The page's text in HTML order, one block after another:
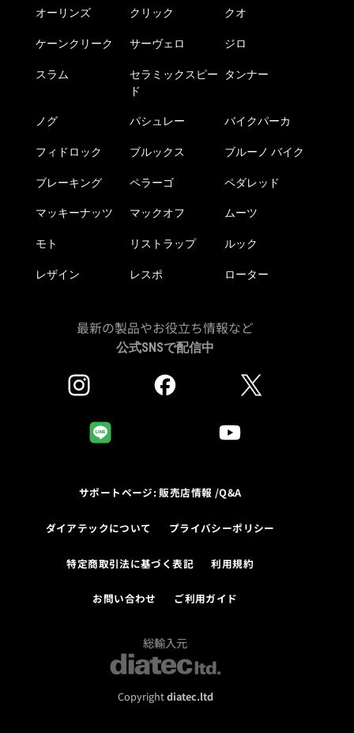
オーリンズ クリック クオ
ケーンクリーク サーヴェロ ジロ
スラム
セラミックスピー
ド
タンナー
ノグ パシュレー バイクパーカ
フィドロック ブルックス ブルーノ バイク
ブレーキング ペラーゴ ペダレッド
マッキーナッツ マックオフ ムーツ
モト リストラップ ルック
レザイン レスポ ローター
最新の製品やお役立ち情報など
公式SNSで配信中
サポートページ: 販売店情報 /Q&A
ダイアテックについて プライバシーポリシー
特定商取引法に基づく表記 利用規約
お問い合わせ ご利用ガイド
総輸入元
Copyrightdiatec.ltd